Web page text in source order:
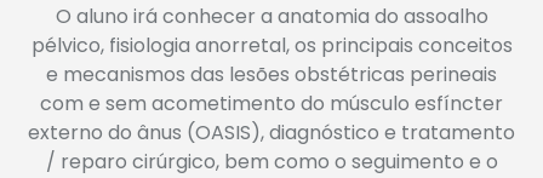
O aluno irá conhecer a anatomia do assoalho
pélvico, fisiologia anorretal, os principais conceitos
e mecanismos das lesões obstétricas perineais
com e sem acometimento do músculo esfíncter
externo do ânus (OASIS), diagnóstico e tratamento
/ reparo cirúrgico, bem como o seguimento e o